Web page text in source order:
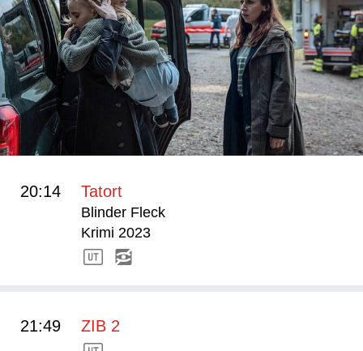
20:14 Tatort
Blinder Fleck
Krimi 2023
21:49 ZIB 2